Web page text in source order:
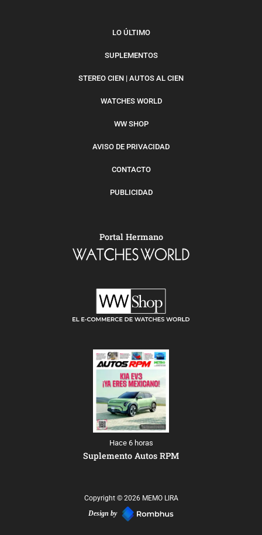
LO ÚLTIMO
SUPLEMENTOS
STEREO CIEN | AUTOS AL CIEN
WATCHES WORLD
WW SHOP
AVISO DE PRIVACIDAD
CONTACTO
PUBLICIDAD
Portal Hermano
Hace 6 horas
Suplemento Autos RPM
Copyright © 2026 MEMO LIRA
Design by